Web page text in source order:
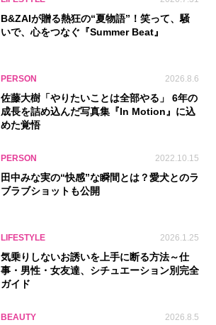
B&ZAIが贈る熱狂の“夏物語”！笑って、騒
いで、心をつなぐ『Summer Beat』
PERSON 2026.8.6
佐藤大樹「やりたいことは全部やる」 6年の
成長を詰め込んだ写真集『In Motion』に込
めた覚悟
PERSON 2022.10.15
田中みな実の“快感”な瞬間とは？愛犬とのラ
ブラブショットも公開
LIFESTYLE 2026.1.25
気乗りしないお誘いを上手に断る方法～仕
事・男性・女友達、シチュエーション別完全
ガイド
BEAUTY 2026.8.5